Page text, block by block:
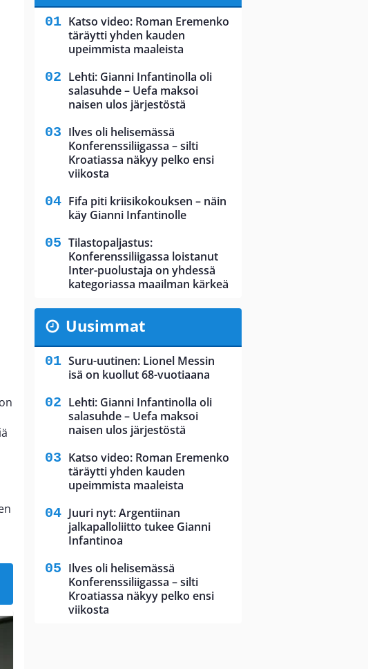
Katso video: Roman Eremenko
täräytti yhden kauden
upeimmista maaleista
Lehti: Gianni Infantinolla oli
salasuhde – Uefa maksoi
naisen ulos järjestöstä
Ilves oli helisemässä
Konferenssiliigassa – silti
Kroatiassa näkyy pelko ensi
viikosta
Fifa piti kriisikokouksen – näin
käy Gianni Infantinolle
Tilastopaljastus:
Konferenssiliigassa loistanut
Inter-puolustaja on yhdessä
kategoriassa maailman kärkeä
Uusimmat
Suru-uutinen: Lionel Messin
isä on kuollut 68-vuotiaana
Lehti: Gianni Infantinolla oli
salasuhde – Uefa maksoi
naisen ulos järjestöstä
Katso video: Roman Eremenko
täräytti yhden kauden
upeimmista maaleista
Juuri nyt: Argentiinan
jalkapalloliitto tukee Gianni
Infantinoa
Ilves oli helisemässä
Konferenssiliigassa – silti
Kroatiassa näkyy pelko ensi
viikosta